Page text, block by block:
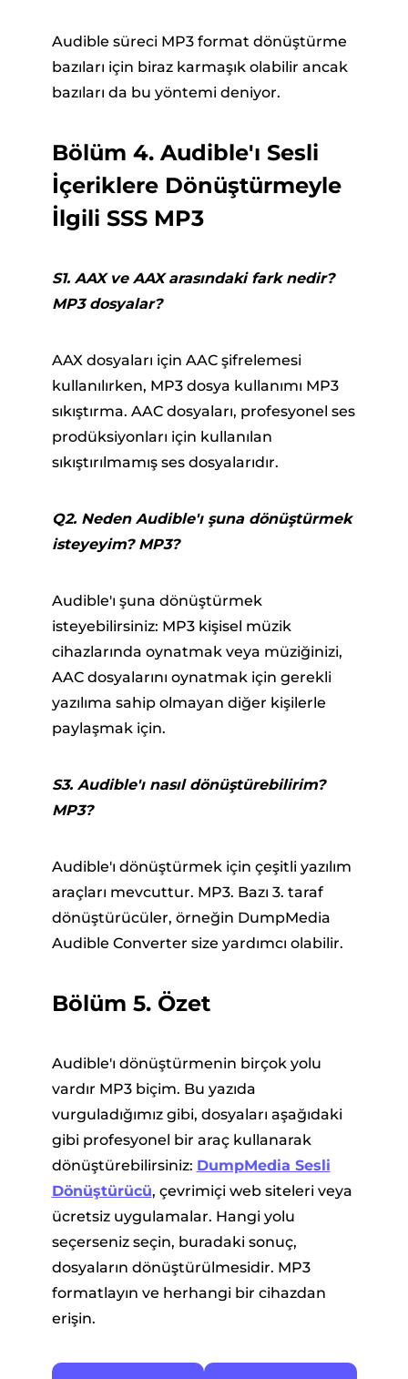
Audible süreci MP3 format dönüştürme
bazıları için biraz karmaşık olabilir ancak
bazıları da bu yöntemi deniyor.
Bölüm 4. Audible'ı Sesli
İçeriklere Dönüştürmeyle
İlgili SSS MP3
S1. AAX ve AAX arasındaki fark nedir?
MP3 dosyalar?
AAX dosyaları için AAC şifrelemesi
kullanılırken, MP3 dosya kullanımı MP3
sıkıştırma. AAC dosyaları, profesyonel ses
prodüksiyonları için kullanılan
sıkıştırılmamış ses dosyalarıdır.
Q2. Neden Audible'ı şuna dönüştürmek
isteyeyim? MP3?
Audible'ı şuna dönüştürmek
isteyebilirsiniz: MP3 kişisel müzik
cihazlarında oynatmak veya müziğinizi,
AAC dosyalarını oynatmak için gerekli
yazılıma sahip olmayan diğer kişilerle
paylaşmak için.
S3. Audible'ı nasıl dönüştürebilirim?
MP3?
Audible'ı dönüştürmek için çeşitli yazılım
araçları mevcuttur. MP3. Bazı 3. taraf
dönüştürücüler, örneğin DumpMedia
Audible Converter size yardımcı olabilir.
Bölüm 5. Özet
Audible'ı dönüştürmenin birçok yolu
vardır MP3 biçim. Bu yazıda
vurguladığımız gibi, dosyaları aşağıdaki
gibi profesyonel bir araç kullanarak
dönüştürebilirsiniz: DumpMedia Sesli
Dönüştürücü, çevrimiçi web siteleri veya
ücretsiz uygulamalar. Hangi yolu
seçerseniz seçin, buradaki sonuç,
dosyaların dönüştürülmesidir. MP3
formatlayın ve herhangi bir cihazdan
erişin.